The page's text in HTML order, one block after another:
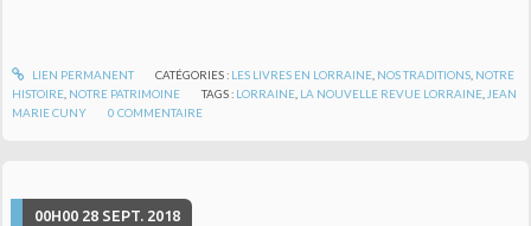
LIEN PERMANENT CATÉGORIES : LES LIVRES EN LORRAINE, NOS TRADITIONS, NOTRE
HISTOIRE NOTRE PATRIMOINE TAGS : LORRAINE LA NOUVELLE REVUE LORRAINE JEAN
MARIE CUNY
0 COMMENTAIRE
00H00 28 SEPT. 2018